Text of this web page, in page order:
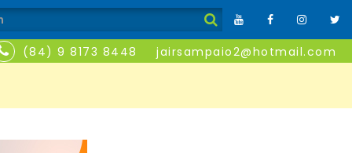
(84) 9 8173 8448 jairsampaio2@hotmail.com